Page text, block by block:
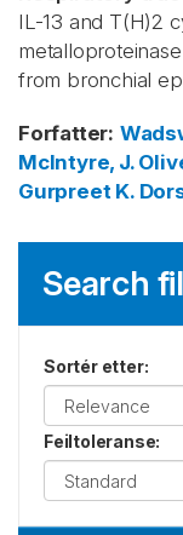
IL-13 and T(H)2
from bronchial
Forfatter:
McIntyre, J.
Gurpreet K.
Search
Sortér etter:
Feiltoleranse: